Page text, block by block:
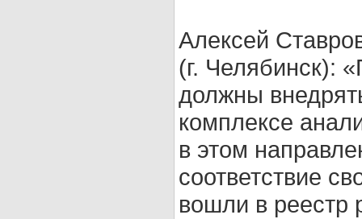
Алексей
(г. Челябинск):
должны
комплексе
в этом
соответствие
вошли в реестр